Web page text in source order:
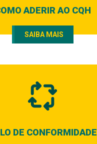
ADERIR AO CQH
SAIBA MAIS
DE CONFORMIDADE